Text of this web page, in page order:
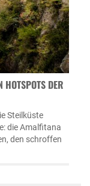
DER A
Steilküste
die Amalfitana
den schroffen